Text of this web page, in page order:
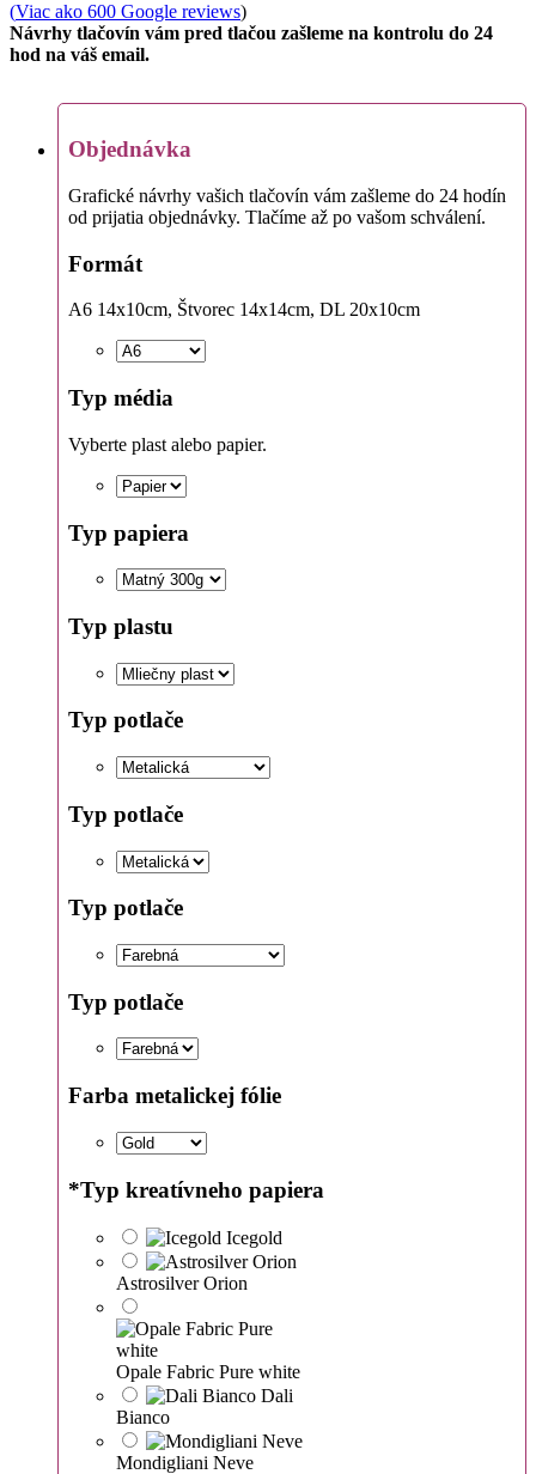
(Viac ako 600 Google reviews)
Návrhy tlačovín vám pred tlačou zašleme na kontrolu do 24
hod na váš email.
Objednávka
Grafické návrhy vašich tlačovín vám zašleme do 24 hodín
od prijatia objednávky. Tlačíme až po vašom schválení.
Formát
A6 14x10cm, Štvorec 14x14cm, DL 20x10cm
Typ média
Vyberte plast alebo papier.
Typ papiera
Typ plastu
Typ potlače
Typ potlače
Typ potlače
Typ potlače
Farba metalickej fólie
*Typ kreatívneho papiera
Icegold
Astrosilver Orion
Opale Fabric Pure white
Dali
Bianco
Mondigliani Neve